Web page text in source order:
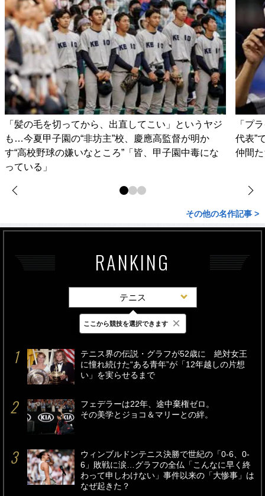
「髪の毛を切ってから、出直してこい」というヤジ
も…今夏甲子園の“非坊主”校、慶應高監督が明か
す“高校野球の嫌いなところ”「皆、甲子園中毒にな
っている」
「プ
代表”
仲間
その他の名作記事 >
RANKING
テニス
最新 24時間 週間
テニス界の伝説・グラフが52歳に 絶対女王
に憧れ続けた“ある青年”が「12年越しの片想
い」を実らせるまで
フェデラーは22年、途中棄権ゼロ。
その美学とジョコ＆マリーとの絆。
ウィンブルドンテニス決勝で世紀の「0-6、0-
6」敗戦に涙…グラフの全仏「こんなに早く終
わって申しわけない」事件以来の「大惨事」は
なぜ起きた？
ここから競技を選択できます ×